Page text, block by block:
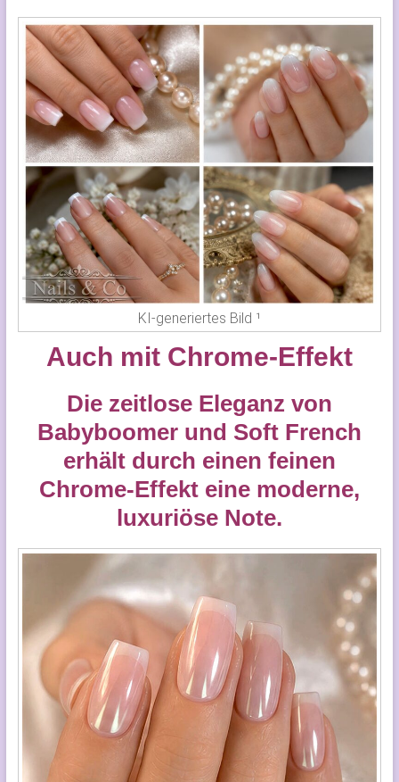
KI-generiertes Bild ¹
Auch mit Chrome-Effekt
Die zeitlose Eleganz von
Babyboomer und Soft French
erhält durch einen feinen
Chrome-Effekt eine moderne,
luxuriöse Note.